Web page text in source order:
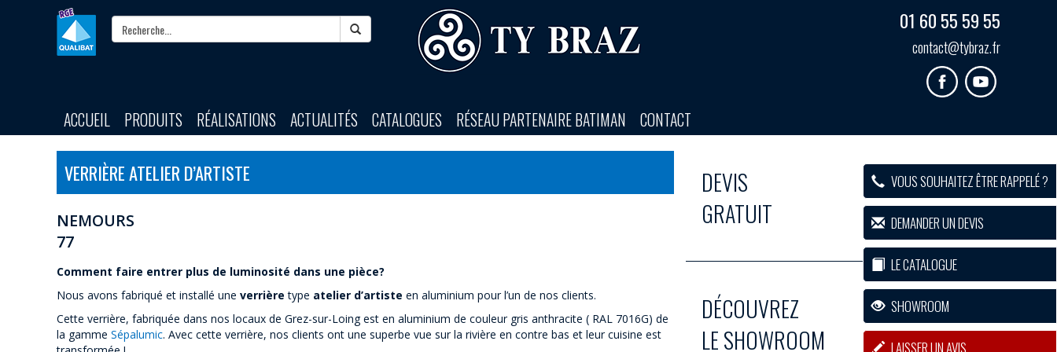
VOUS SOUHAITEZ ÊTRE RAPPELÉ ?
DEMANDER UN DEVIS
LE CATALOGUE
SHOWROOM
LAISSER UN AVIS
01 60 55 59 55
contact@tybraz.fr
ACCUEIL PRODUITS RÉALISATIONS ACTUALITÉS CATALOGUES RÉSEAU PARTENAIRE BATIMAN CONTACT
VERRIÈRE ATELIER D’ARTISTE
NEMOURS
77
Comment faire entrer plus de luminosité dans une pièce?
Nous avons fabriqué et installé une verrière type atelier d’artiste en aluminium pour l’un de nos clients.
Cette verrière, fabriquée dans nos locaux de Grez-sur-Loing est en aluminium de couleur gris anthracite ( RAL 7016G) de
la gamme Sépalumic. Avec cette verrière, nos clients ont une superbe vue sur la rivière en contre bas et leur cuisine est
DEVIS
GRATUIT
DÉCOUVREZ
LE SHOWROOM